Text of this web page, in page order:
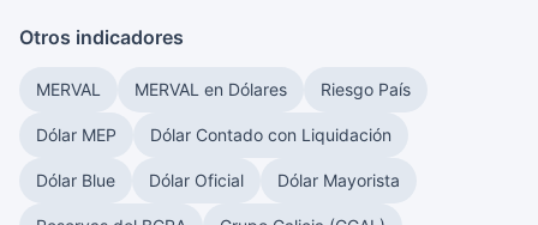
Otros indicadores
MERVAL MERVAL en Dólares Riesgo País
Dólar MEP Dólar Contado con Liquidación
Dólar Blue Dólar Oficial Dólar Mayorista